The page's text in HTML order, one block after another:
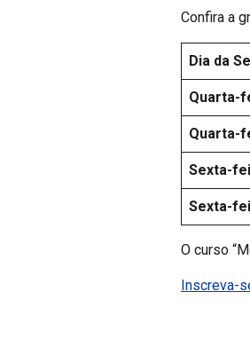
Confira a
Dia da
Quarta-
Quarta-
Sexta-
Sexta-
O curso
Inscreva-